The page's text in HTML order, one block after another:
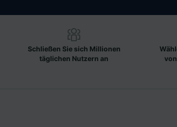
Schließen Sie sich Millionen
täglichen Nutzern an